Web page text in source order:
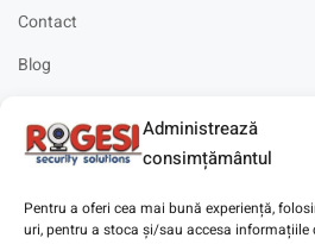
Administrează
consimțământul
Pentru a oferi cea mai bună experiență,
uri, pentru a stoca și/sau accesa informațiile
Contact
Blog
Solicitare instalare